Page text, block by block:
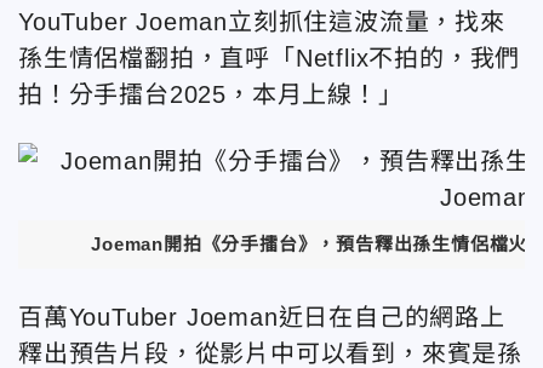
YouTuber Joeman立刻抓住這波流量，找來
孫生情侶檔翻拍，直呼「Netflix不拍的，我們
拍！分手擂台2025，本月上線！」
Joeman開拍《分手擂台》，預告釋出孫生情侶檔火
百萬YouTuber Joeman近日在自己的網路上
釋出預告片段，從影片中可以看到，來賓是孫